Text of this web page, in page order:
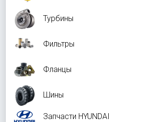
Турбины
Фильтры
Фланцы
Шины
Запчасти HYUNDAI